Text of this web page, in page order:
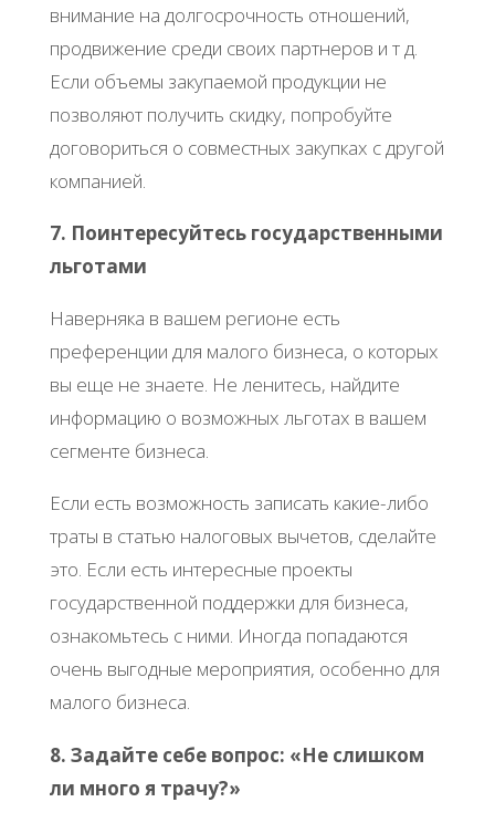
внимание на долгосрочность отношений,
продвижение среди своих партнеров и т д.
Если объемы закупаемой продукции не
позволяют получить скидку, попробуйте
договориться о совместных закупках с другой
компанией.
7. Поинтересуйтесь государственными
льготами
Наверняка в вашем регионе есть
преференции для малого бизнеса, о которых
вы еще не знаете. Не ленитесь, найдите
информацию о возможных льготах в вашем
сегменте бизнеса.
Если есть возможность записать какие-либо
траты в статью налоговых вычетов, сделайте
это. Если есть интересные проекты
государственной поддержки для бизнеса,
ознакомьтесь с ними. Иногда попадаются
очень выгодные мероприятия, особенно для
малого бизнеса.
8. Задайте себе вопрос: «Не слишком
ли много я трачу?»